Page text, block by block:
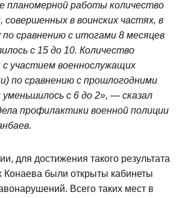
планомерной работы количество
совершенных в воинских частях, в
сравнению с итогами 8 месяцев
с 15 до 10. Количество
с участием военнослужащих
по сравнению с прошлогодними
с 6 до 2», — сказал
профилактики военной полиции
для достижения такого результата
Конаева были открыты кабинеты
Всего таких мест в